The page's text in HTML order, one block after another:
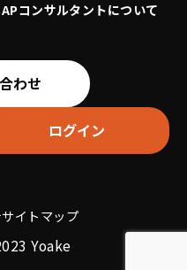
コンサルタントについて
わせ
ログイン
サイトマップ
Yoake